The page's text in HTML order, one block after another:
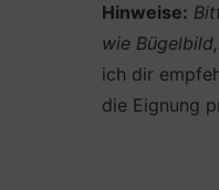
Hinweise:
wie
ich dir
die Eignung